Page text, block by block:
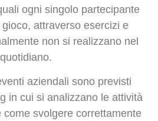
ogni singolo partecipante
attraverso esercizi e
non si realizzano nel
quotidiano.
aziendali sono previsti
in cui si analizzano le attività
svolgere correttamente